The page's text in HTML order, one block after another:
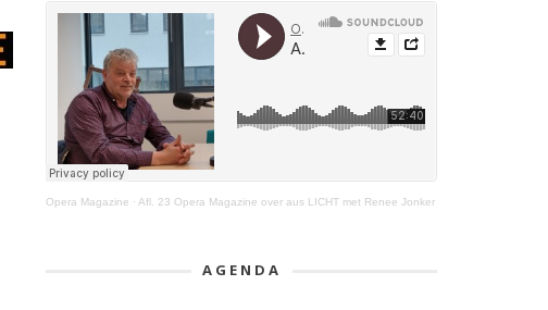
Opera Magazine · Afl. 23 Opera Magazine over aus LICHT met Renee Jonker
AGENDA